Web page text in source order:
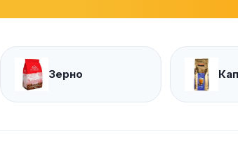
Зерно